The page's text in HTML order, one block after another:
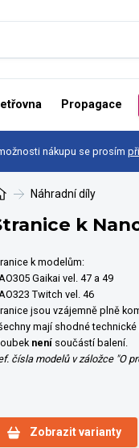
Propagace
nákupu se prosím
Náhradní díly
k
k modelům:
Gaikai vel. 47 a 49
Twitch vel. 46
jsou vzájemně plně
mají shodné
není součástí balení.
čísla modelů v záložce "O
Zobrazit varianty